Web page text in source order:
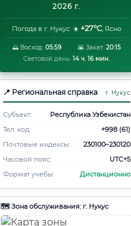
2026 г.
Погода в г. Нукус: ☀️ +27°C, Ясно
🌅 Восход: 05:59 🌇 Закат: 20:15
Световой день: 14 ч. 16 мин.
📍 Региональная справка г. Нукус
Субъект:
Республика Узбекистан
Тел. код:
+998 (61)
Почтовые индексы:
230100–230120
Часовой пояс:
UTC+5
Формат учебы:
Дистанционно
🗺️ Зона обслуживания: г. Нукус